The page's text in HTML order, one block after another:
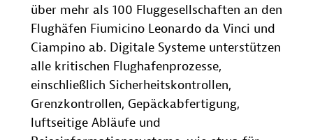
über mehr als 100 Fluggesellschaften an den
Flughäfen Fiumicino Leonardo da Vinci und
Ciampino ab. Digitale Systeme unterstützen
alle kritischen Flughafenprozesse,
einschließlich Sicherheitskontrollen,
Grenzkontrollen, Gepäckabfertigung,
luftseitige Abläufe und